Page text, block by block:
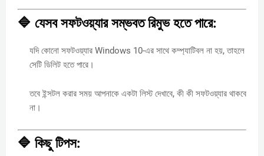
🔷 যেসব সফটওয়্যার সম্ভবত রিমুভ হতে পারে:
যদি কোনো সফটওয়্যার Windows 10-এর সাথে কম্প্যাটিবল না হয়, তাহলে
সেটি ডিলিট হতে পারে।
তবে ইন্সটল করার সময় আপনাকে একটা লিস্ট দেখাবে, কী কী সফটওয়্যার থাকবে
না।
🔷 কিছু টিপস: